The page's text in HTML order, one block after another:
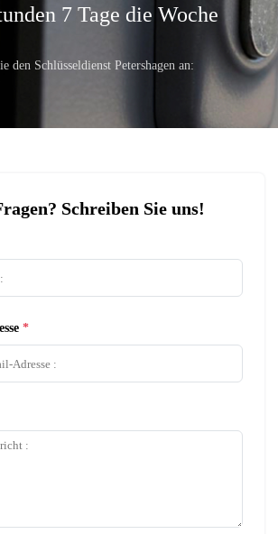
7 Tage die Woche
den Schlüsseldienst Petershagen an:
Schreiben Sie uns!